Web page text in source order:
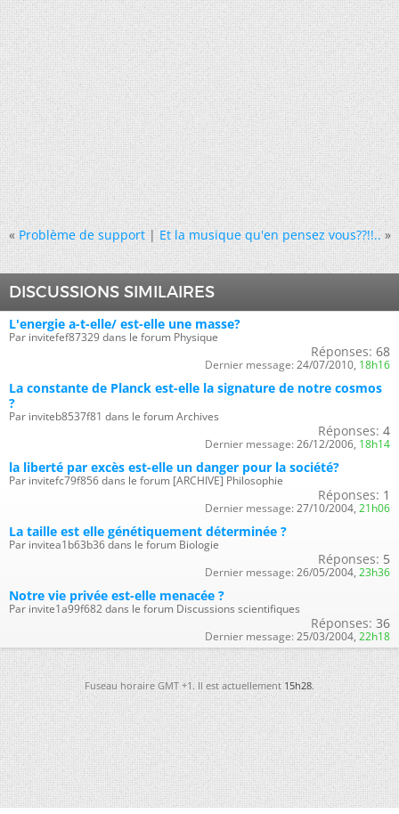
« Problème de support|Et la musique qu'en pensez vous??!!.. »
DISCUSSIONS SIMILAIRES
L'energie a-t-elle/ est-elle une masse?
Par invitefef87329 dans le forum Physique
Réponses: 68
Dernier message: 24/07/2010, 18h16
La constante de Planck est-elle la signature de notre cosmos
?
Par inviteb8537f81 dans le forum Archives
Réponses: 4
Dernier message: 26/12/2006, 18h14
la liberté par excès est-elle un danger pour la société?
Par invitefc79f856 dans le forum [ARCHIVE] Philosophie
Réponses: 1
Dernier message: 27/10/2004, 21h06
La taille est elle génétiquement déterminée ?
Par invitea1b63b36 dans le forum Biologie
Réponses: 5
Dernier message: 26/05/2004, 23h36
Notre vie privée est-elle menacée ?
Par invite1a99f682 dans le forum Discussions scientifiques
Réponses: 36
Dernier message: 25/03/2004, 22h18
Fuseau horaire GMT +1. Il est actuellement15h28.